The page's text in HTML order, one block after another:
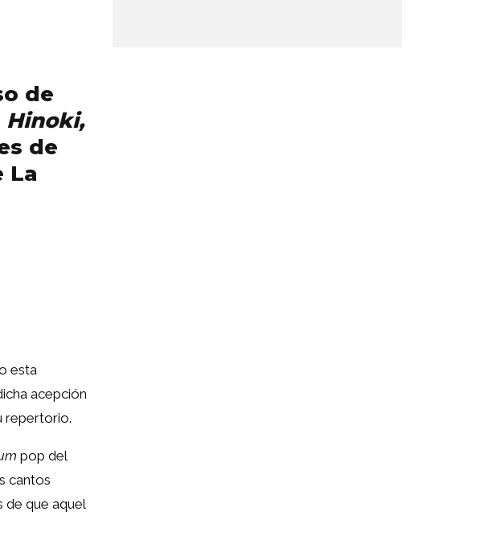
de
Hinoki,
de
La
esta
acepción
repertorio.
pop del
cantos
de que aquel